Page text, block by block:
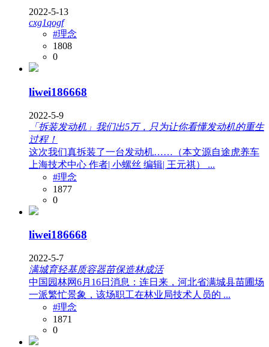
2022-5-13
cxg1qogf
#理念
1808
0
liwei186668
2022-5-9
「拆装发动机」我们出5万，只为让你看懂发动机的重生
过程！
这次我们真拆装了一台发动机……（本文源自途虎养车
上海技术中心 作者| 小螺丝 编辑| 王元祺） ...
#理念
1877
0
liwei186668
2022-5-7
满城育轻基质容器苗保造林成活
中国园林网6月16日消息：连日来，河北省满城县苗圃场
一派繁忙景象，该场职工在林业局技术人员的 ...
#理念
1871
0